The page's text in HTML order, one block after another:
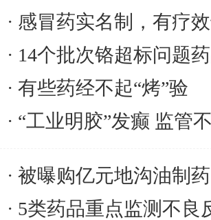
感冒药实名制，有疗
14个批次铬超标问题
有些药经不起“烤”验
“工业明胶”发癫 监管
被曝购亿元地沟油制药
5类药品重点监测不良